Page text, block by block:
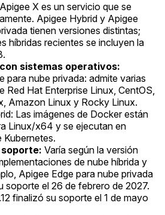
Apigee X es un servicio que se
Apigee Hybrid y Apigee
tienen versiones distintas;
híbridas recientes se incluyen la
sistemas operativos:
para nube privada: admite varias
Red Hat Enterprise Linux, CentOS,
Amazon Linux y Rocky Linux.
Las imágenes de Docker están
Linux/x64 y se ejecutan en
Kubernetes.
soporte: Varía según la versión
de nube híbrida y
Apigee Edge para nube privada
soporte el 26 de febrero de 2027.
finalizó su soporte el 1 de mayo